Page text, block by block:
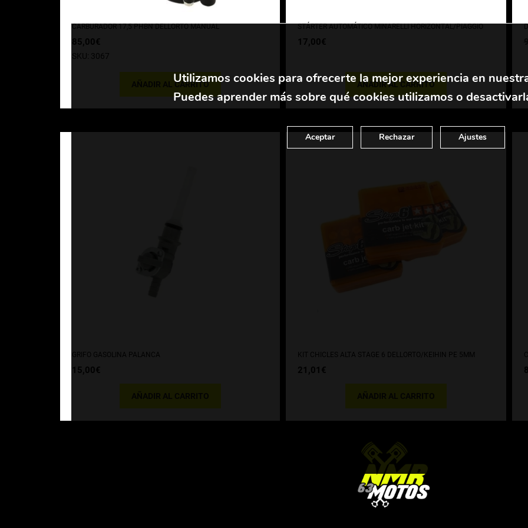
CARBURADOR 17,5 PHBN DELLORTO MANUAL
85,00€
SKU: 3067
AÑADIR AL CARRITO
STÁRTER AUTOMÁTICO MINARELLI HORIZONTAL/PIAGGIO
17,00€
AÑADIR AL CARRITO
GRIFO GASOLINA PALANCA
15,00 €
KIT CHICLES ALTA STAGE 6 DELLORTO/KEIHIN PE 5MM
21,01 €
Utilizamos cookies para ofrecerte la mejor experiencia en
Puedes aprender más sobre qué cookies utilizamos o
Aceptar Rechazar Ajustes